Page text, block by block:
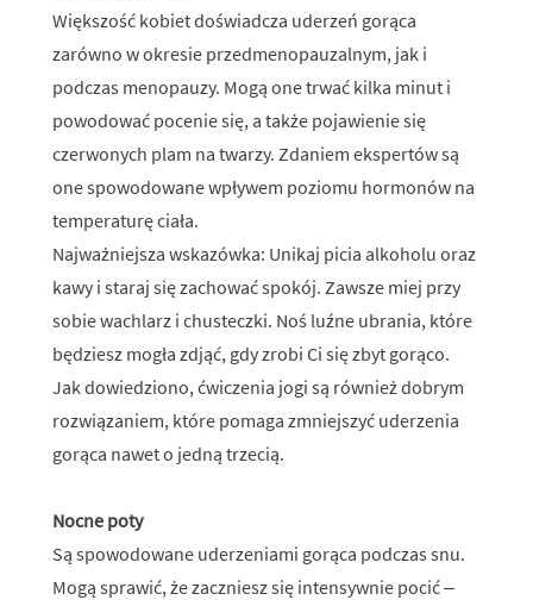
Większość kobiet doświadcza uderzeń gorąca
zarówno w okresie przedmenopauzalnym, jak i
podczas menopauzy. Mogą one trwać kilka minut i
powodować pocenie się, a także pojawienie się
czerwonych plam na twarzy. Zdaniem ekspertów są
one spowodowane wpływem poziomu hormonów na
temperaturę ciała.
Najważniejsza wskazówka: Unikaj picia alkoholu oraz
kawy i staraj się zachować spokój. Zawsze miej przy
sobie wachlarz i chusteczki. Noś luźne ubrania, które
będziesz mogła zdjąć, gdy zrobi Ci się zbyt gorąco.
Jak dowiedziono, ćwiczenia jogi są również dobrym
rozwiązaniem, które pomaga zmniejszyć uderzenia
gorąca nawet o jedną trzecią.
Nocne poty
Są spowodowane uderzeniami gorąca podczas snu.
Mogą sprawić, że zaczniesz się intensywnie pocić –